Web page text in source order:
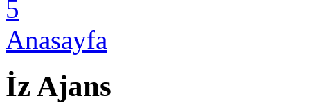
Anasayfa
İz Ajans